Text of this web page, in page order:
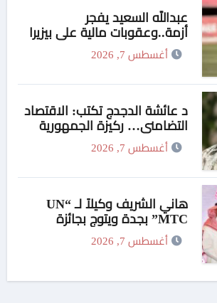
عبدالله السعيد يفجر
أزمة..وعقوبات مالية علي بيزيرا
وبانزا
أغسطس 7, 2026
د عائشة الدجدج تكتب: الاقتصاد
التضامني… ركيزة الجمهورية
الجديدة لتحقيق التنمية الشاملة
والعدالة الاجتماعية
أغسطس 7, 2026
هاني الشريف وكيلاً لـ “UN
MTC” بجدة ويتوج بجائزة
“القائد المؤثر”
أغسطس 7, 2026